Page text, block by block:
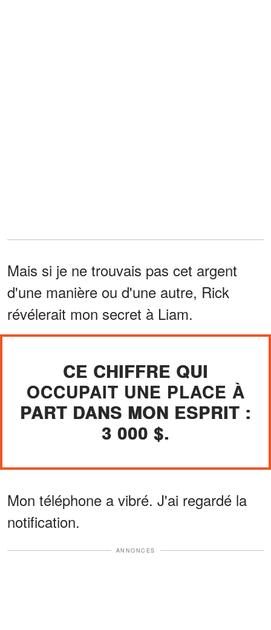
Mais si je ne trouvais pas cet argent
d'une manière ou d'une autre, Rick
révélerait mon secret à Liam.
CE CHIFFRE QUI
OCCUPAIT UNE PLACE À
PART DANS MON ESPRIT :
3 000 $.
Mon téléphone a vibré. J'ai regardé la
notification.
ANNONCES